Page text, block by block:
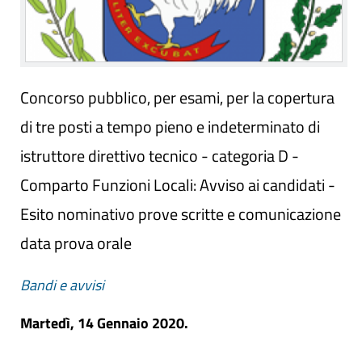
Concorso pubblico, per esami, per la copertura
di tre posti a tempo pieno e indeterminato di
istruttore direttivo tecnico - categoria D -
Comparto Funzioni Locali: Avviso ai candidati -
Esito nominativo prove scritte e comunicazione
data prova orale
Bandi e avvisi
Martedì, 14 Gennaio 2020.